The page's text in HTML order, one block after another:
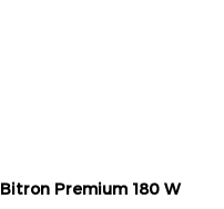
Bitron Premium 180 W